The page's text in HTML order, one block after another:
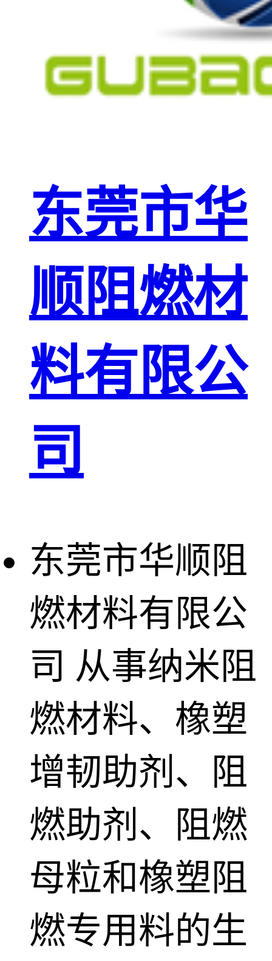
东莞市华
顺阻燃材
料有限公
司
东莞市华顺阻
燃材料有限公
司 从事纳米阻
燃材料、橡塑
增韧助剂、阻
燃助剂、阻燃
母粒和橡塑阻
燃专用料的生